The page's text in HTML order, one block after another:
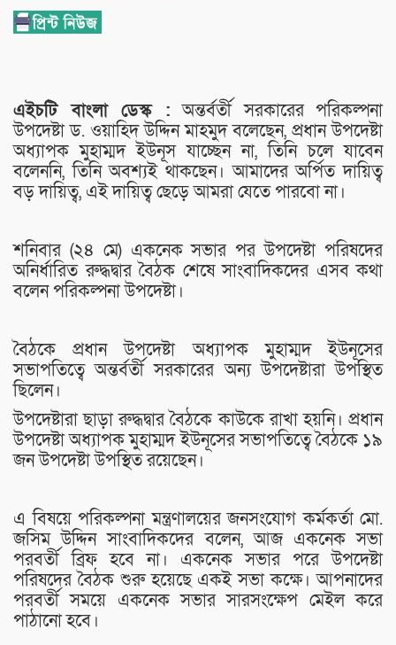
এইচটি বাংলা ডেস্ক : অন্তর্বর্তী সরকারের পরিকল্পনা
উপদেষ্টা ড. ওয়াহিদ উদ্দিন মাহমুদ বলেছেন, প্রধান উপদেষ্টা
অধ্যাপক মুহাম্মদ ইউনূস যাচ্ছেন না, তিনি চলে যাবেন
বলেননি, তিনি অবশ্যই থাকছেন। আমাদের অর্পিত দায়িত্ব
বড় দায়িত্ব, এই দায়িত্ব ছেড়ে আমরা যেতে পারবো না।
শনিবার (২৪ মে) একনেক সভার পর উপদেষ্টা পরিষদের
অনির্ধারিত রুদ্ধদ্বার বৈঠক শেষে সাংবাদিকদের এসব কথা
বলেন পরিকল্পনা উপদেষ্টা।
বৈঠকে প্রধান উপদেষ্টা অধ্যাপক মুহাম্মদ ইউনূসের
সভাপতিত্বে অন্তর্বর্তী সরকারের অন্য উপদেষ্টারা উপস্থিত
ছিলেন।
উপদেষ্টারা ছাড়া রুদ্ধদ্বার বৈঠকে কাউকে রাখা হয়নি। প্রধান
উপদেষ্টা অধ্যাপক মুহাম্মদ ইউনূসের সভাপতিত্বে বৈঠকে ১৯
জন উপদেষ্টা উপস্থিত রয়েছেন।
এ বিষয়ে পরিকল্পনা মন্ত্রণালয়ের জনসংযোগ কর্মকর্তা মো.
জসিম উদ্দিন সাংবাদিকদের বলেন, আজ একনেক সভা
পরবর্তী ব্রিফ হবে না। একনেক সভার পরে উপদেষ্টা
পরিষদের বৈঠক শুরু হয়েছে একই সভা কক্ষে। আপনাদের
পরবর্তী সময়ে একনেক সভার সারসংক্ষেপ মেইল করে
পাঠানো হবে।